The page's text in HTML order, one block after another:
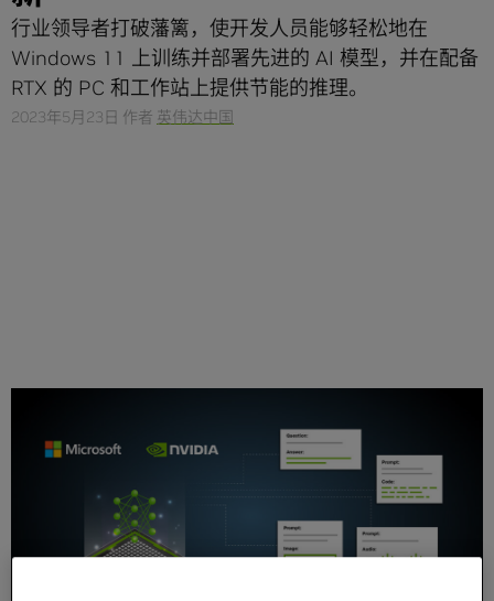
行业领导者打破藩篱，使开发人员能够轻松地在
Windows 11 上训练并部署先进的 AI 模型，并在配备
RTX 的 PC 和工作站上提供节能的推理。
2023年5月23日 作者 英伟达中国